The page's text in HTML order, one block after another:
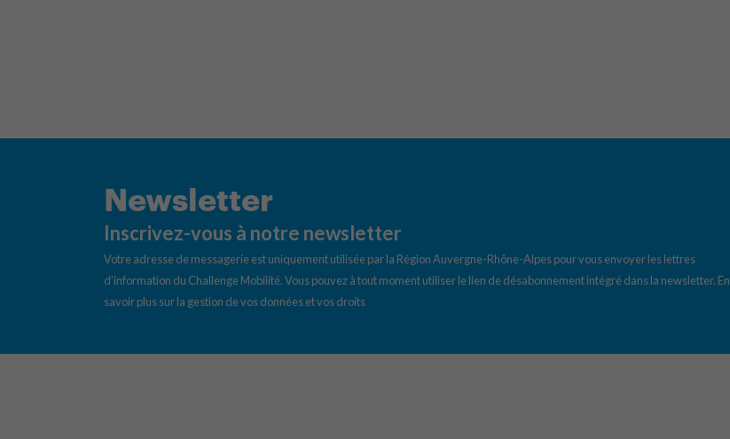
Newsletter
Inscrivez-vous à notre newsletter
Votre adresse de messagerie est uniquement utilisée par la Région Auvergne-Rhône-Alpes pour vous envoyer les lettres
d’information du Challenge Mobilité. Vous pouvez à tout moment utiliser le lien de désabonnement intégré dans la newsletter. En
savoir plus sur la gestion de vos données et vos droits